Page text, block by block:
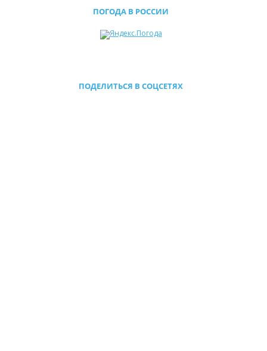
ПОГОДА В РОССИИ
ПОДЕЛИТЬСЯ В СОЦСЕТЯХ